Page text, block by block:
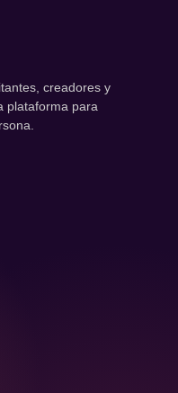
creadores y
plataforma para